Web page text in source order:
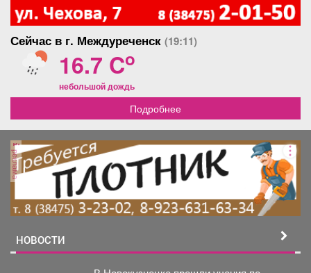
Сейчас в г. Междуреченск (19:11)
16.7 Co
небольшой дождь
Подробнее
реклама
НОВОСТИ